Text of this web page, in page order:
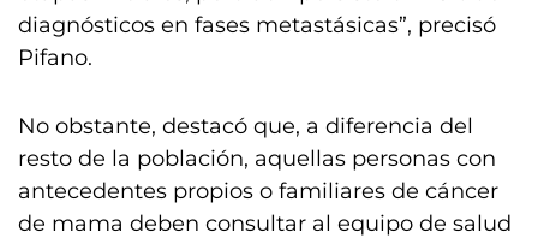
diagnósticos en fases metastásicas”, precisó
Pifano.
No obstante, destacó que, a diferencia del
resto de la población, aquellas personas con
antecedentes propios o familiares de cáncer
de mama deben consultar al equipo de salud